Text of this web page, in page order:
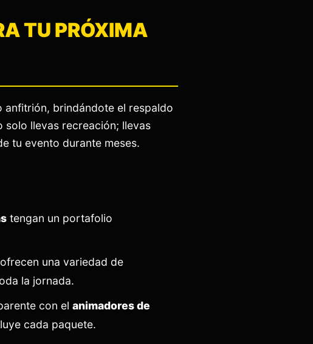
TU PRÓXIMA
anfitrión, brindándote el respaldo
llevas recreación; llevas
tu evento durante meses.
tengan un portafolio
ofrecen una variedad de
la jornada.
con el animadores de
cada paquete.